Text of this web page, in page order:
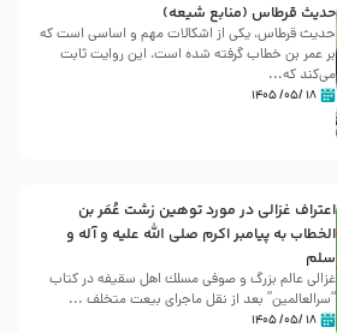
حدیث قرطاس (منابع شیعه)
حدیث قرطاس، یکی از اشکالات مهم و اساسی است که
بر عمر بن خطاب گرفته شده است، این روایت ثابت
می‌کند که...
۱۸ /۰۵/ ۱۴۰۵
اعتراف غزالی در مورد توهین زشت عُمَر بن
الخطاب به پیامبر اکرم صلی الله علیه و آله و
سلم
غزالی عالم بزرگ و صوفی مسلك اهل سقيفه در کتاب
“سرالعالمین” بعد از نقل ماجرای بیعت متخلف ...
۱۸ /۰۵/ ۱۴۰۵